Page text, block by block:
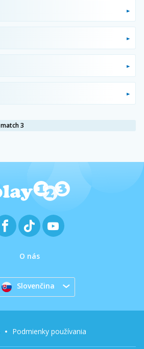
match 3
O nás
Slovenčina
Podmienky používania